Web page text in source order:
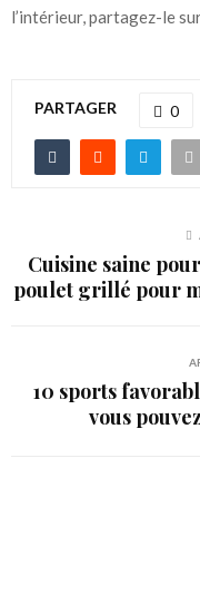
l’intérieur, partagez-le
PARTAGER 0
Cuisine saine
poulet grillé pour
10 sports
vous